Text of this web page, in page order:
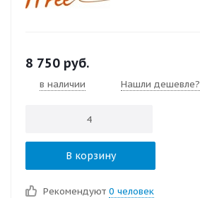
8 750 руб.
в наличии Нашли дешевле?
В корзину
Рекомендуют 0 человек